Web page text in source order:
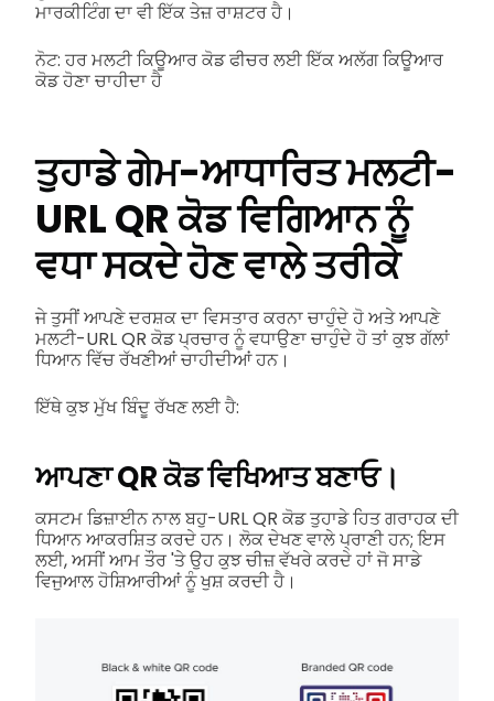
ਮਾਰਕੀਟਿੰਗ ਦਾ ਵੀ ਇੱਕ ਤੇਜ਼ ਰਾਸ਼ਟਰ ਹੈ।
ਨੋਟ: ਹਰ ਮਲਟੀ ਕਿਊਆਰ ਕੋਡ ਫੀਚਰ ਲਈ ਇੱਕ ਅਲੱਗ ਕਿਊਆਰ
ਕੋਡ ਹੋਣਾ ਚਾਹੀਦਾ ਹੈ
ਤੁਹਾਡੇ ਗੇਮ-ਆਧਾਰਿਤ ਮਲਟੀ-
URL QR ਕੋਡ ਵਿਗਿਆਨ ਨੂੰ
ਵਧਾ ਸਕਦੇ ਹੋਣ ਵਾਲੇ ਤਰੀਕੇ
ਜੇ ਤੁਸੀਂ ਆਪਣੇ ਦਰਸ਼ਕ ਦਾ ਵਿਸਤਾਰ ਕਰਨਾ ਚਾਹੁੰਦੇ ਹੋ ਅਤੇ ਆਪਣੇ
ਮਲਟੀ-URL QR ਕੋਡ ਪ੍ਰਚਾਰ ਨੂੰ ਵਧਾਉਣਾ ਚਾਹੁੰਦੇ ਹੋ ਤਾਂ ਕੁਝ ਗੱਲਾਂ
ਧਿਆਨ ਵਿੱਚ ਰੱਖਣੀਆਂ ਚਾਹੀਦੀਆਂ ਹਨ।
ਇੱਥੇ ਕੁਝ ਮੁੱਖ ਬਿੰਦੂ ਰੱਖਣ ਲਈ ਹੈ:
ਆਪਣਾ QR ਕੋਡ ਵਿਖਿਆਤ ਬਣਾਓ।
ਕਸਟਮ ਡਿਜ਼ਾਈਨ ਨਾਲ ਬਹੁ-URL QR ਕੋਡ ਤੁਹਾਡੇ ਹਿਤ ਗਰਾਹਕ ਦੀ
ਧਿਆਨ ਆਕਰਸ਼ਿਤ ਕਰਦੇ ਹਨ। ਲੋਕ ਦੇਖਣ ਵਾਲੇ ਪ੍ਰਾਣੀ ਹਨ; ਇਸ
ਲਈ, ਅਸੀਂ ਆਮ ਤੌਰ 'ਤੇ ਉਹ ਕੁਝ ਚੀਜ਼ ਵੱਖਰੇ ਕਰਦੇ ਹਾਂ ਜੋ ਸਾਡੇ
ਵਿਜੁਆਲ ਹੋਸ਼ਿਆਰੀਆਂ ਨੂੰ ਖੁਸ਼ ਕਰਦੀ ਹੈ।